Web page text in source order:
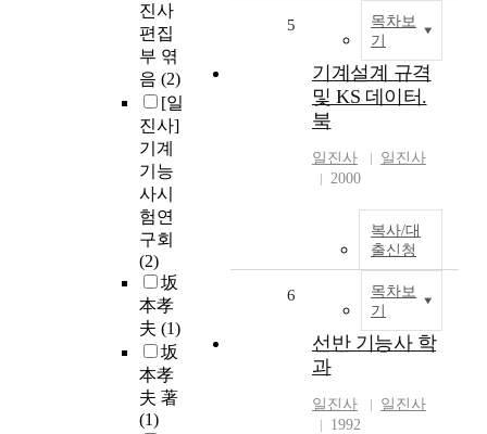
진사
편집
부 엮
음 (2)
[일
진사]
기계
기능
사시
험연
구회
(2)
坂
本孝
夫 (1)
坂
本孝
夫 著
(1)
목차보
기
5
기계설계 규격
및 KS 데이터.
북
일진사
일진사
2000
복사/대
출신청
목차보
기
6
선반 기능사 학
과
일진사
일진사
1992